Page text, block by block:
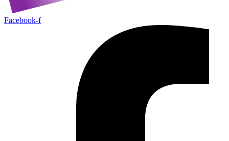
Facebook-f